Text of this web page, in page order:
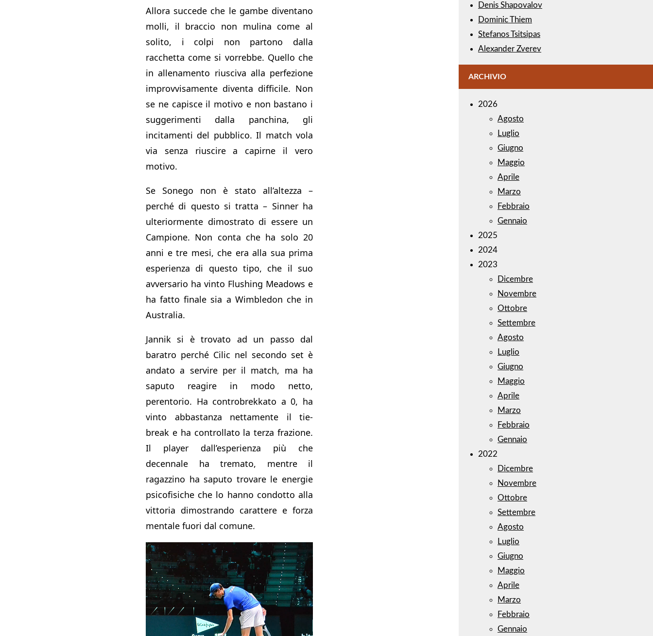
Allora succede che le gambe diventano
molli, il braccio non mulina come al
solito, i colpi non partono dalla
racchetta come si vorrebbe. Quello che
in allenamento riusciva alla perfezione
improvvisamente diventa difficile. Non
se ne capisce il motivo e non bastano i
suggerimenti dalla panchina, gli
incitamenti del pubblico. Il match vola
via senza riuscire a capirne il vero
motivo.
Se Sonego non è stato all’altezza –
perché di questo si tratta – Sinner ha
ulteriormente dimostrato di essere un
Campione. Non conta che ha solo 20
anni e tre mesi, che era alla sua prima
esperienza di questo tipo, che il suo
avversario ha vinto Flushing Meadows e
ha fatto finale sia a Wimbledon che in
Australia.
Jannik si è trovato ad un passo dal
baratro perché Cilic nel secondo set è
andato a servire per il match, ma ha
saputo reagire in modo netto,
perentorio. Ha controbrekkato a 0, ha
vinto abbastanza nettamente il tie-
break e ha controllato la terza frazione.
Il player dall’esperienza più che
decennale ha tremato, mentre il
ragazzino ha saputo trovare le energie
psicofisiche che lo hanno condotto alla
vittoria dimostrando carattere e forza
mentale fuori dal comune.
Denis Shapovalov
Dominic Thiem
Stefanos Tsitsipas
Alexander Zverev
ARCHIVIO
2026
Agosto
Luglio
Giugno
Maggio
Aprile
Marzo
Febbraio
Gennaio
2025
2024
2023
Dicembre
Novembre
Ottobre
Settembre
Agosto
Luglio
Giugno
Maggio
Aprile
Marzo
Febbraio
Gennaio
2022
Dicembre
Novembre
Ottobre
Settembre
Agosto
Luglio
Giugno
Maggio
Aprile
Marzo
Febbraio
Gennaio